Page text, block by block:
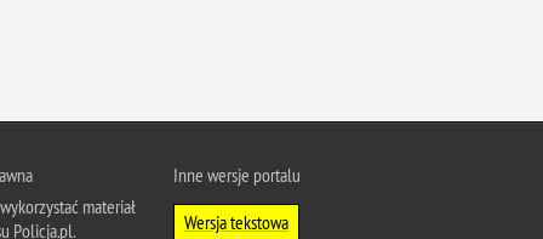
brudnych pieniędzy
człowieka
materiał
Policja.pl.
Inne wersje portalu
Wersja tekstowa